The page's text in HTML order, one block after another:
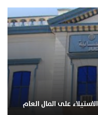
على المال العام